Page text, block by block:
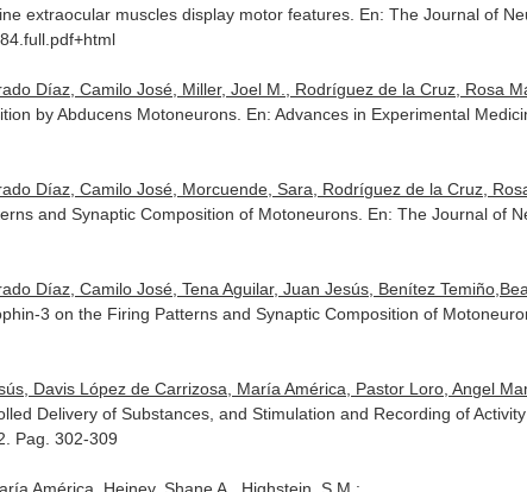
extraocular muscles display motor features. En: The Journal of
Díaz, Camilo José, Miller, Joel M., Rodríguez de la Cruz, Rosa
by Abducens Motoneurons. En: Advances in Experimental
Díaz, Camilo José, Morcuende, Sara, Rodríguez de la Cruz,
and Synaptic Composition of Motoneurons. En: The Journal of
Díaz, Camilo José, Tena Aguilar, Juan Jesús, Benítez
3 on the Firing Patterns and Synaptic Composition of
Davis López de Carrizosa, María América, Pastor Loro, Angel
Delivery of Substances, and Stimulation and Recording of
Pag. 302-309